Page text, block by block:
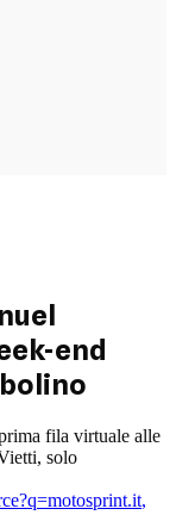
end
fila virtuale alle
solo
,